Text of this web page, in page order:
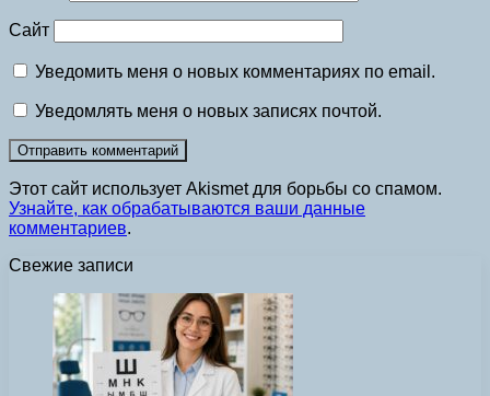
Сайт
Уведомить меня о новых комментариях по email.
Уведомлять меня о новых записях почтой.
Этот сайт использует Akismet для борьбы со спамом.
Узнайте, как обрабатываются ваши данные
комментариев.
Свежие записи